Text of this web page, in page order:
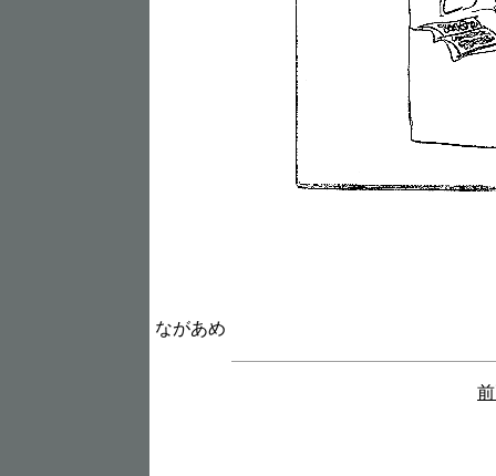
ながあめ